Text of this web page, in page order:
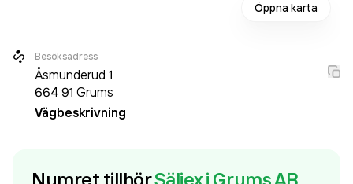
Öppna karta
Besöksadress
Åsmunderud 1
664 91 Grums
Vägbeskrivning
Numret tillhörSäljex i Grums AB